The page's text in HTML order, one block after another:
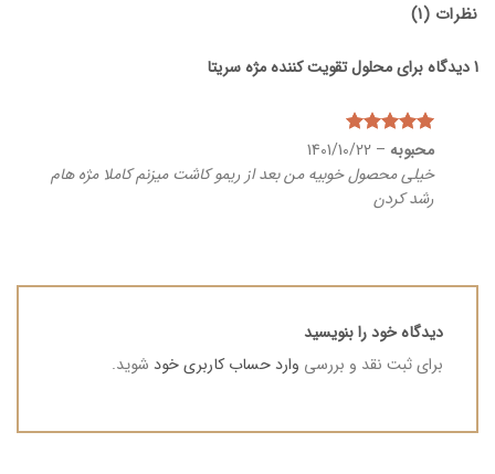
نظرات (1)
1 دیدگاه برای محلول تقویت کننده مژه سریتا
نمره5از
5
محبوبه –
1401/10/22
خیلی محصول خوبیه من بعد از ریمو کاشت میزنم کاملا مژه هام
رشد کردن
دیدگاه خود را بنویسید
برای ثبت نقد و بررسی وارد حساب کاربری خود شوید.